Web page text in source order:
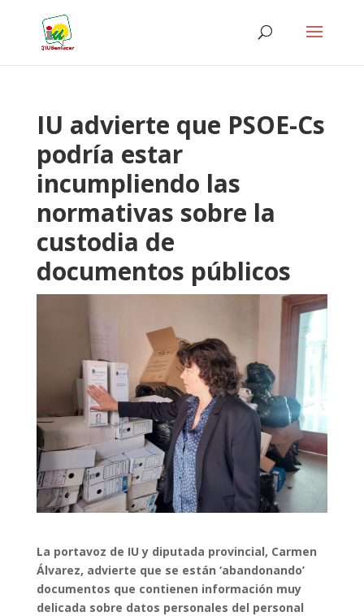
IU advierte que PSOE-Cs
podría estar
incumpliendo las
normativas sobre la
custodia de
documentos públicos
La portavoz de IU y diputada provincial, Carmen
Álvarez, advierte que se están ‘abandonando’
documentos que contienen información muy
delicada sobre datos personales del personal